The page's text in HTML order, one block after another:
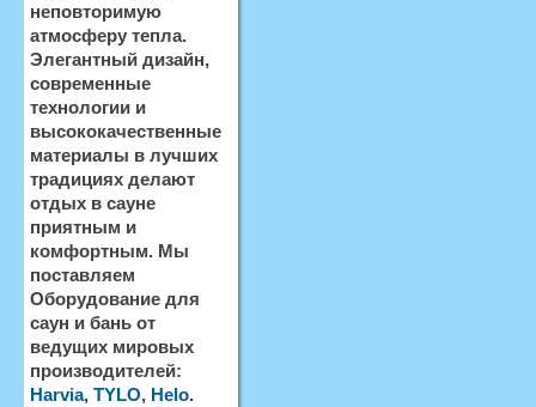
неповторимую
атмосферу тепла.
Элегантный дизайн,
современные
технологии и
высококачественные
материалы в лучших
традициях делают
отдых в сауне
приятным и
комфортным. Мы
поставляем
Оборудование для
саун и бань от
ведущих мировых
производителей:
Harvia, TYLO, Helo.